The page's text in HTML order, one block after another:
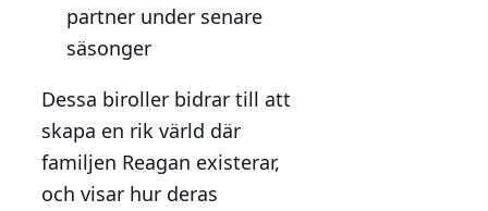
partner under senare
säsonger
Dessa biroller bidrar till att
skapa en rik värld där
familjen Reagan existerar,
och visar hur deras